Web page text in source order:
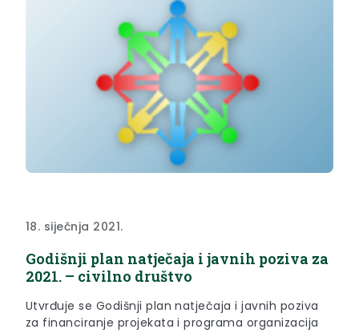
18. siječnja 2021.
Godišnji plan natječaja i javnih poziva za
2021. – civilno društvo
Utvrđuje se Godišnji plan natječaja i javnih poziva
za financiranje projekata i programa organizacija